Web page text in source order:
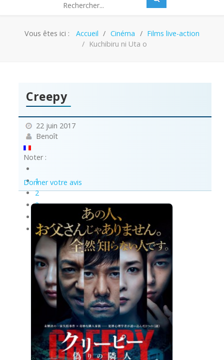
Vous êtes ici : Accueil Cinéma
Films live-action
Kuchibiru ni Uta o
Creepy
22 juin 2017
Benoît
Noter :
1
2
3
5
Donner votre avis